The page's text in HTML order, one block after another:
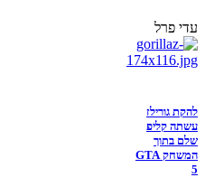
עדי פרל
להקת גורילז
עשתה קליפ
שלם בתוך
המשחק GTA
5